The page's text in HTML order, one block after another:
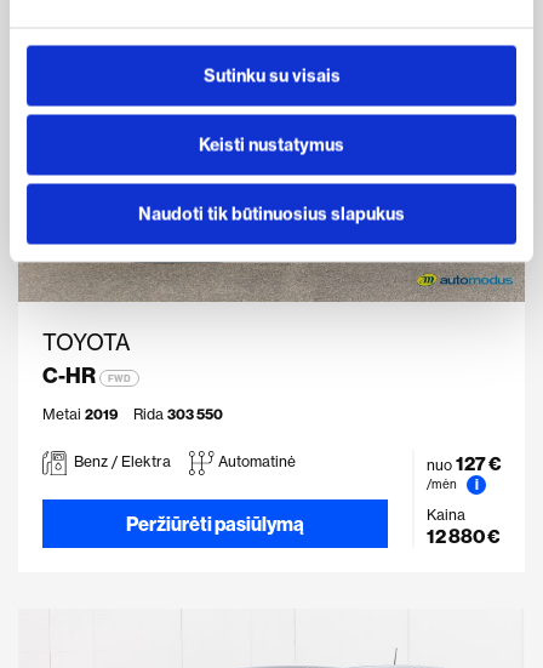
Sutinku su visais
Keisti nustatymus
Naudoti tik būtinuosius slapukus
TOYOTA
C-HR
FWD
Metai 2019 Rida 303 550
Benz / Elektra Automatinė
Peržiūrėti pasiūlymą
nuo 127 €
/mėn
i
Kaina
12 880 €